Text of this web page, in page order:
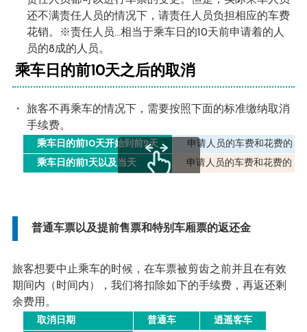
还不满责任人员的情况下，请责任人员负担相应的车费
花销。※责任人员…相当于乘车日的10天前申请着的人
员的8成的人员。
乘车日的前10天之后的取消
旅客不再乘车的情况下，需要按照下面的标准缴纳取消
手续费。
乘车日的前10天开始到前2天
申请人员的车费和花费的 合
乘车日的前1天以及当天
申请人员的车费和花费的
普通车票以及提前售票和特别车厢票的返还金
旅客想要中止乘车的时候，在车票被剪齿之前并且在有效
期间内（时间内），我们将扣除如下的手续费，再返还剩
余费用。
取消日期 普通车
逍遥客车